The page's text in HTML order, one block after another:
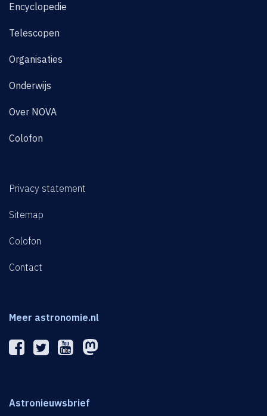
Encyclopedie
Telescopen
Organisaties
Onderwijs
Over NOVA
Colofon
Privacy statement
Sitemap
Colofon
Contact
Meer astronomie.nl
Astronieuwsbrief